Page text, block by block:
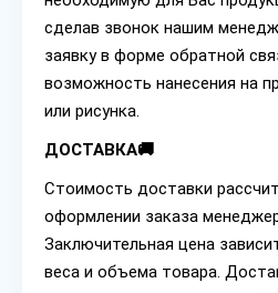
сделав звонок нашим
заявку в форме обратной
возможность нанесения на
или рисунка.
ДОСТАВКА🚚
Стоимость доставки
оформлении заказа
Заключительная цена
веса и объема товара.